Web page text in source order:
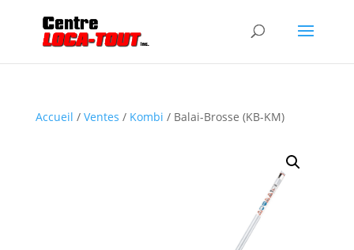
Accueil / Ventes / Kombi / Balai-Brosse (KB-KM)